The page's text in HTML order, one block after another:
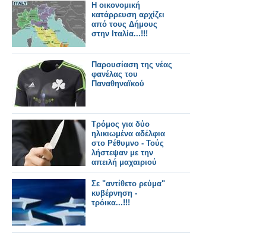
Η οικονομική
κατάρρευση αρχίζει
από τους Δήμους
στην Ιταλία...!!!
Παρουσίαση της νέας
φανέλας του
Παναθηναϊκού
Τρόμος για δύο
ηλικιωμένα αδέλφια
στο Ρέθυμνο - Τούς
λήστεψαν με την
απειλή μαχαιριού
Σε "αντίθετο ρεύμα"
κυβέρνηση -
τρόικα...!!!